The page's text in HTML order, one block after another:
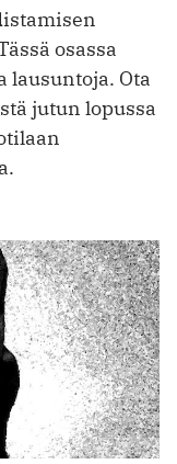
osassa
Ota
jutun lopussa